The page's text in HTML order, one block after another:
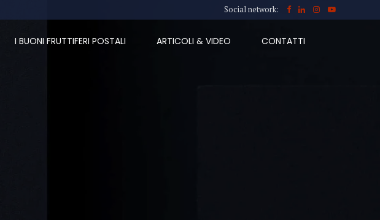
Social network:
I BUONI FRUTTIFERI POSTALI ARTICOLI & VIDEO CONTATTI